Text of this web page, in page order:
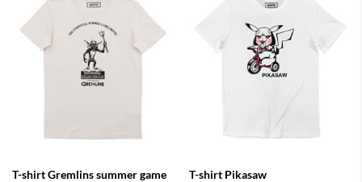
T-shirt Gremlins summer game T-shirt Pikasaw